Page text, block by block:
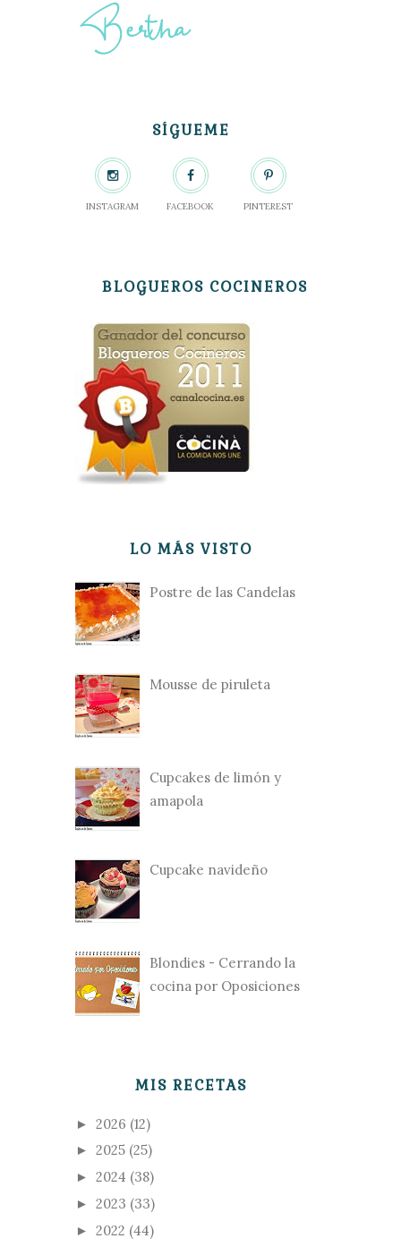
SÍGUEME
INSTAGRAM FACEBOOK PINTEREST
BLOGUEROS COCINEROS
LO MÁS VISTO
Postre de las Candelas
Mousse de piruleta
Cupcakes de limón y
amapola
Cupcake navideño
Blondies - Cerrando la
cocina por Oposiciones
MIS RECETAS
► 2026 (12)
► 2025 (25)
► 2024 (38)
► 2023 (33)
► 2022 (44)